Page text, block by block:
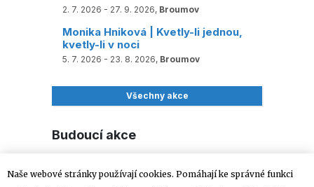
2. 7. 2026 - 27. 9. 2026, Broumov
Monika Hniková | Kvetly-li jednou,
kvetly-li v noci
5. 7. 2026 - 23. 8. 2026, Broumov
Všechny akce
Budoucí akce
9. 8. 2026,Broumov
Naše webové stránky používají cookies. Pomáhají ke správné funkci